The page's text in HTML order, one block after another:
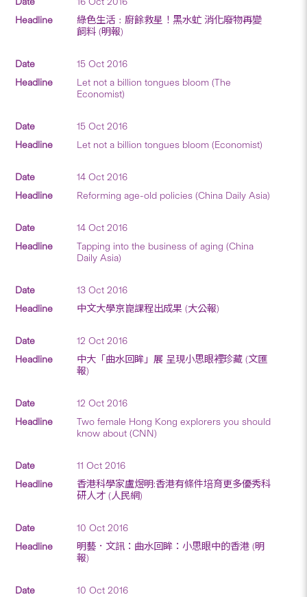
綠色生活﹕廚餘救星！黑水虻 消化廢物再變
飼料 (明報)
15 Oct 2016
Let not a billion tongues bloom (The
Economist)
15 Oct 2016
Let not a billion tongues bloom (Economist)
14 Oct 2016
Reforming age-old policies (China Daily Asia)
14 Oct 2016
Tapping into the business of aging (China
Daily Asia)
13 Oct 2016
中文大學京崑課程出成果 (大公報)
12 Oct 2016
中大「曲水回眸」展 呈現小思眼裡珍藏 (文匯
報)
12 Oct 2016
Two female Hong Kong explorers you should
know about (CNN)
11 Oct 2016
香港科學家盧煜明:香港有條件培育更多優秀科
研人才 (人民網)
10 Oct 2016
明藝．文訊：曲水回眸：小思眼中的香港 (明
報)
10 Oct 2016